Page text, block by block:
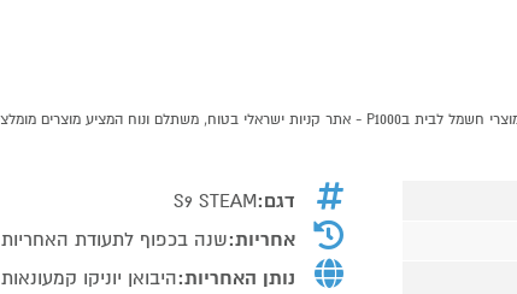
דגם:S9 STEAM
אחריות:שנה בכפוף לתעודת האחריות
נותן האחריות:היבואן יוניקו קמעונאות